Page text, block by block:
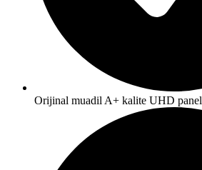
Orijinal muadil A+ kalite UHD panel